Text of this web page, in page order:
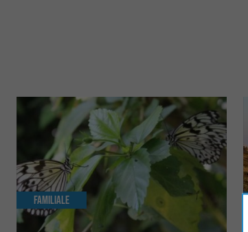
Familiale